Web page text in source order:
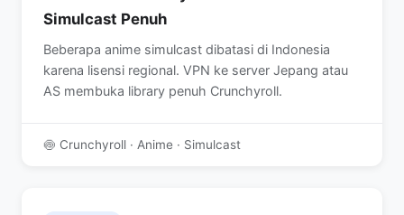
Simulcast Penuh
Beberapa anime simulcast dibatasi di Indonesia
karena lisensi regional. VPN ke server Jepang atau
AS membuka library penuh Crunchyroll.
🍥 Crunchyroll · Anime · Simulcast